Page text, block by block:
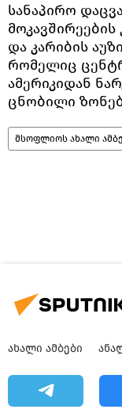
სანაპირო
და კარიბის
რომელიც
ამერიკიდან
ცნობილი
მსოფლიოს ახალი
ᲐᲮᲐᲚᲘ ᲐᲛᲑᲔᲑᲘ